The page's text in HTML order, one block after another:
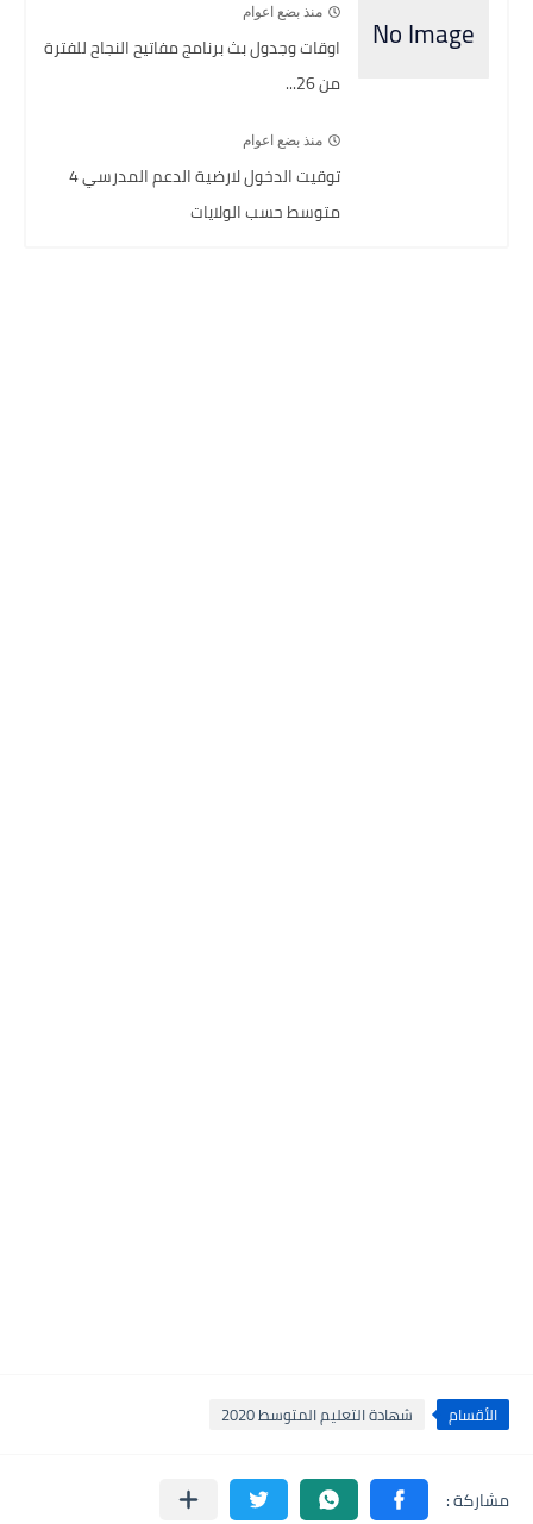
منذ بضع اعوام
اوقات وجدول بث برنامج مفاتيح النجاح للفترة
من 26...
منذ بضع اعوام
توقيت الدخول لارضية الدعم المدرسي 4
متوسط حسب الولايات
الأقسام شهادة التعليم المتوسط 2020